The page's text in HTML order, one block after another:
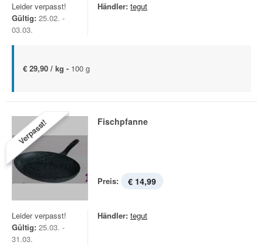
Leider verpasst!
Gültig: 25.02. -
03.03.
Händler: tegut
€ 29,90 / kg - 100 g
Verpasst! Fischpfanne
Preis: € 14,99
Leider verpasst!
Gültig: 25.03. -
31.03.
Händler: tegut